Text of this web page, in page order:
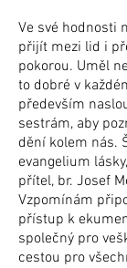
Ve své hodnosti
přijít mezi lid i
pokorou. Uměl
to dobré v
především
sestrám, aby
dění kolem nás.
evangelium
přítel, br. Josef
Vzpomínám
přístup k
společný pro
cestou pro